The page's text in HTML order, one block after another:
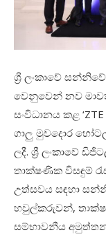
ශ් ලංකාවේ
වෙනුවෙන් නව
සංවිධානය කළ
ගාලු මුවදොර
ලදී. ශ් ලංකාවේ
තාක්ෂණික විසඳුම්
උත්සවය සඳහා
හවුල්කරුවන්,
සම්භාවනීය